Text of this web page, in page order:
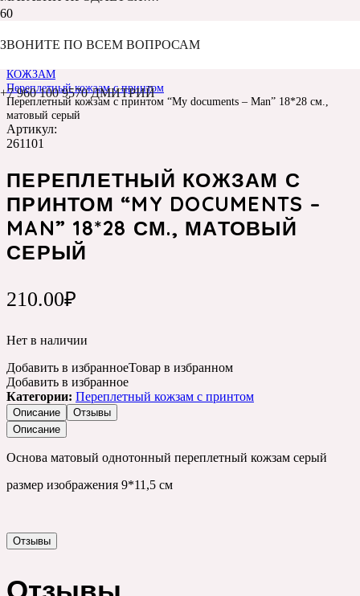
ЗВОНИТЕ ПО ВСЕМ ВОПРОСАМ
+7 960 100 9570 ДМИТРИЙ
Главная
КОЖЗАМ
Переплетный кожзам с принтом
Переплетный кожзам с принтом “My documents – Man” 18*28 см.,
матовый серый
Артикул:
261101
ПЕРЕПЛЕТНЫЙ КОЖЗАМ С
ПРИНТОМ “MY DOCUMENTS –
MAN” 18*28 СМ., МАТОВЫЙ
СЕРЫЙ
210.00₽
Нет в наличии
Добавить в избранноеТовар в избранном
Добавить в избранное
Категории: Переплетный кожзам с принтом
Описание
Отзывы
Описание
Основа матовый однотонный переплетный кожзам серый
размер изображения 9*11,5 см
Отзывы